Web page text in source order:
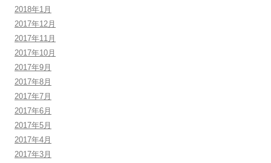
2018年1月
2017年12月
2017年11月
2017年10月
2017年9月
2017年8月
2017年7月
2017年6月
2017年5月
2017年4月
2017年3月